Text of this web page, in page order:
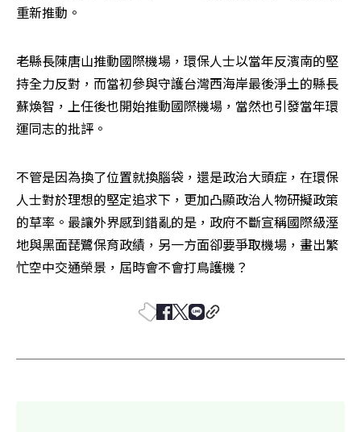
重新推動。
老縣長陳唐山推動國際機場，環保人士以當年反濱南的堅
持全力反對，而當初參與守護台灣西海岸最後淨土的縣長
蘇煥智，上任後也開始推動國際機場，當然也引發當年環
運同志的批評。
不管是因為換了位置就換腦袋，還是政治大頭症，在環保
人士對於理想的堅定追求下，更加凸顯政治人物研擬政策
的草率。最讓外界感到錯亂的是，政府不斷宣稱國際級溼
地與黑面琵鷺保育政績，另一方面卻要爭取機場，畫出繁
忙空中交通榮景，屆時會不會打鳥護機？